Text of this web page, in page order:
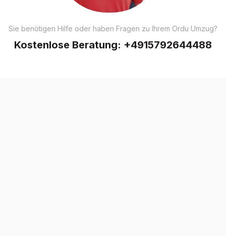
Sie benötigen Hilfe oder haben Fragen zu Ihrem Ordu Umzug?
Kostenlose Beratung: +4915792644488